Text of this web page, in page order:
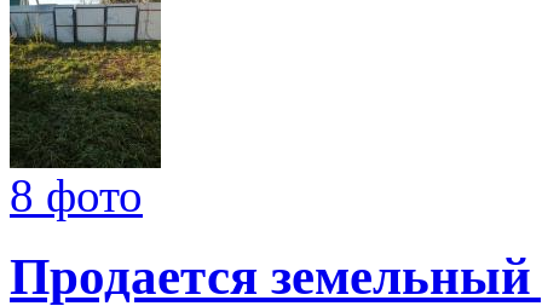
8 фото
Продается земельный